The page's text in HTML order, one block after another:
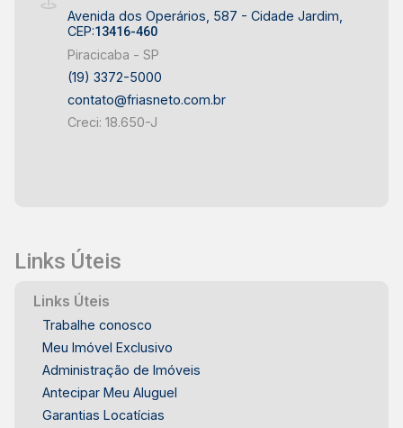
Avenida dos Operários, 587 - Cidade Jardim,
CEP:13416-460
Piracicaba - SP
(19) 3372-5000
contato@friasneto.com.br
Creci: 18.650-J
Links Úteis
Links Úteis
Trabalhe conosco
Meu Imóvel Exclusivo
Administração de Imóveis
Antecipar Meu Aluguel
Garantias Locatícias